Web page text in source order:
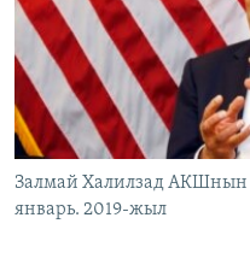
АЗАТТЫК+
ЫҢГАЙСЫЗ СУРООЛОР
ЭЕ/АРнун бардык
Залмай Халилзад АКШнын
январь. 2019-жыл